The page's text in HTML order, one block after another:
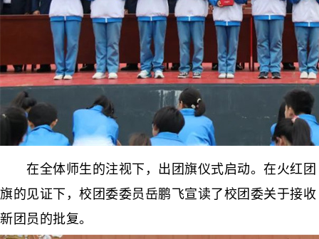
在全体师生的注视下，出团旗仪式启动。在火红团
旗的见证下，校团委委员岳鹏飞宣读了校团委关于接收
新团员的批复。